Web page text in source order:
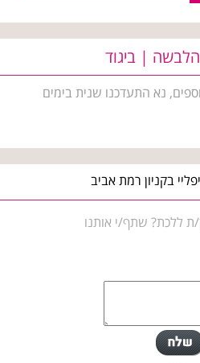
| ביגוד
נא התעדכנו שנית בימים
בקניון רמת אביב
ת ללכת? שתף/י אותנו